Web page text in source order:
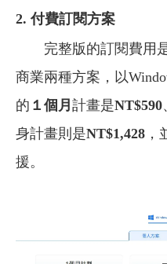
2. 付費訂閱方案
完整版的訂閱費用是
商業兩種方案，以
的 １個月 計畫是NT$590
身計畫則是NT$1,428
援。